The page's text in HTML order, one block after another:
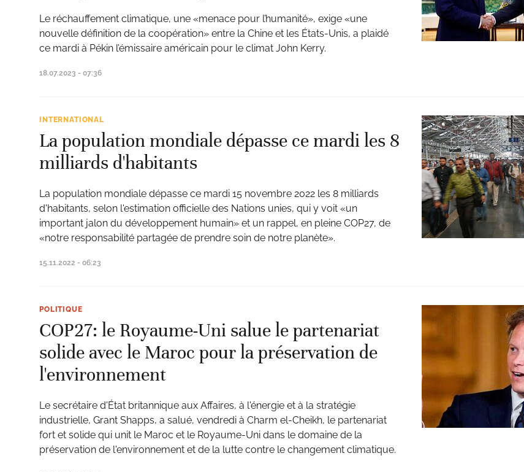
Le réchauffement climatique, une «menace pour l’humanité», exige «une
nouvelle définition de la coopération» entre la Chine et les États-Unis, a plaidé
ce mardi à Pékin l’émissaire américain pour le climat John Kerry.
18.07.2023 - 07:36
INTERNATIONAL
La population mondiale dépasse ce mardi les 8
milliards d'habitants
La population mondiale dépasse ce mardi 15 novembre 2022 les 8 milliards
d'habitants, selon l'estimation officielle des Nations unies, qui y voit «un
important jalon du développement humain» et un rappel, en pleine COP27, de
«notre responsabilité partagée de prendre soin de notre planète».
15.11.2022 - 06:23
POLITIQUE
COP27: le Royaume-Uni salue le partenariat
solide avec le Maroc pour la préservation de
l'environnement
Le secrétaire d'État britannique aux Affaires, à l'énergie et à la stratégie
industrielle, Grant Shapps, a salué, vendredi à Charm el-Cheikh, le partenariat
fort et solide qui unit le Maroc et le Royaume-Uni dans le domaine de la
préservation de l'environnement et de la lutte contre le changement climatique.